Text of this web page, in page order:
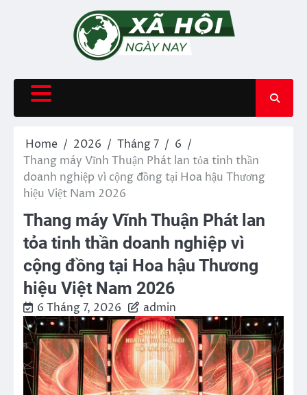
Home 2026 Tháng 7
6
Thang máy Vĩnh Thuận Phát lan tỏa tinh thần
doanh nghiệp vì cộng đồng tại Hoa hậu Thương
hiệu Việt Nam 2026
Thang máy Vĩnh Thuận Phát lan
tỏa tinh thần doanh nghiệp vì
cộng đồng tại Hoa hậu Thương
hiệu Việt Nam 2026
6 Tháng 7, 2026 admin